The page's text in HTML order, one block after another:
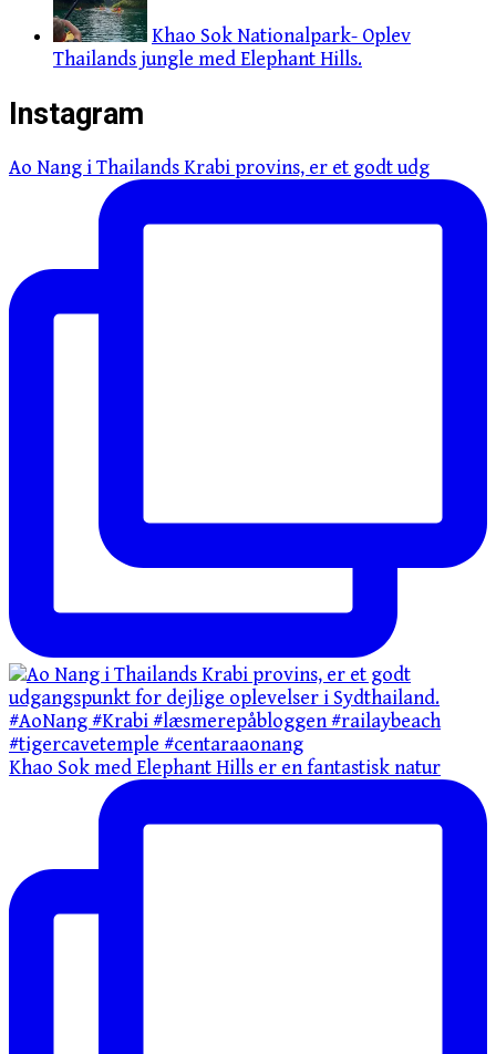
Khao Sok Nationalpark- Oplev
Thailands jungle med Elephant Hills.
Instagram
Ao Nang i Thailands Krabi provins, er et godt udg
Khao Sok med Elephant Hills er en fantastisk natur